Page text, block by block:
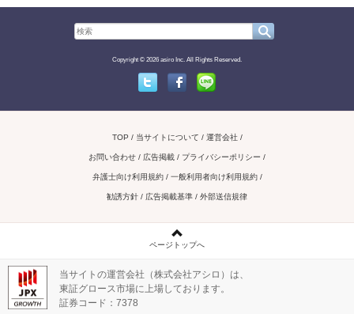
Copyright © 2026 asiro Inc. All Rights Reserved.
TOP 当サイトについて 運営会社
お問い合わせ / 広告掲載 プライバシーポリシー
弁護士向け利用規約 一般利用者向け利用規約
勧誘方針 広告掲載基準 外部送信規律
ページトップへ
当サイトの運営会社（株式会社アシロ）は、
東証グロース市場に上場しております。
証券コード：7378